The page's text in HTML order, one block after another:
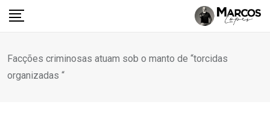
para
conteúdo
Facções criminosas atuam sob o manto de “torcidas
organizadas “